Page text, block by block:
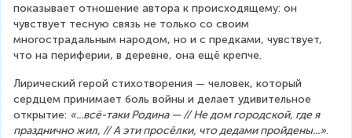
показывает отношение автора к происходящему: он
чувствует тесную связь не только со своим
многострадальным народом, но и с предками, чувствует,
что на периферии, в деревне, она ещё крепче.
Лирический герой стихотворения — человек, который
сердцем принимает боль войны и делает удивительное
открытие: «...всё-таки Родина — // Не дом городской, где я
празднично жил, // А эти просёлки, что дедами пройдены...».